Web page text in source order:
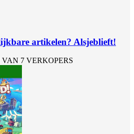
artikelen? Alsjeblieft!
7 VERKOPERS